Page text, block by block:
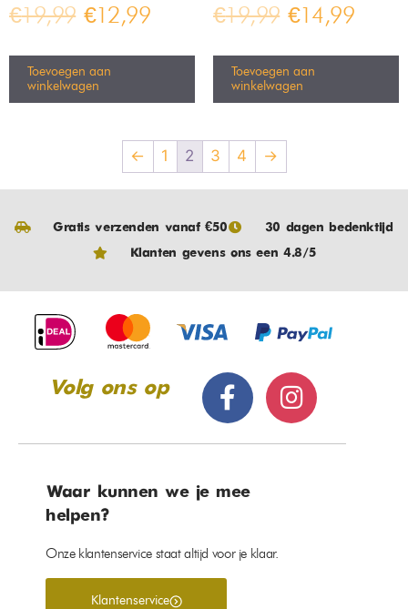
€19,99 €12,99
Toevoegen aan
winkelwagen
€19,99 €14,99
Toevoegen aan
winkelwagen
← 1 2 3 4 →
Gratis verzenden vanaf €50
30 dagen bedenktijd
Klanten gevens ons een 4.8/5
Volg ons op
Waar kunnen we je mee
helpen?
Onze klantenservice staat altijd voor je klaar.
Klantenservice